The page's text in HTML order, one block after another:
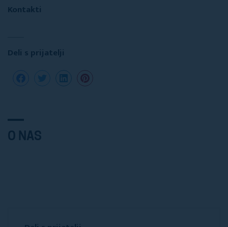
Kontakti
Deli s prijatelji
O NAS